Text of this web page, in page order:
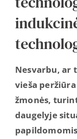
Nesvarbu, ar
vieša
žmonės,
daugelyje